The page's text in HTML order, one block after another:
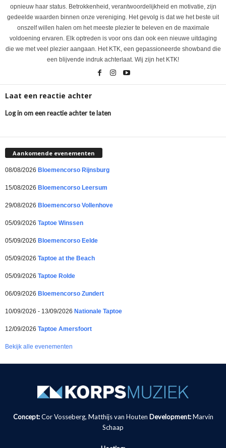
opnieuw haar status. Betrokkenheid, verantwoordelijkheid en motivatie, zijn
gedeelde waarden binnen onze vereniging. Het gevolg is dat we het beste uit
onszelf willen halen om het meeste plezier te beleven en de maximale
voldoening ervaren. Elk optreden is voor ons dan ook een nieuwe uitdaging
die we met veel plezier aangaan. Het KTK, een gepassioneerde showband die
een blijvende indruk achterlaat. Wij zijn het KTK!
Laat een reactie achter
Log in om een reactie achter te laten
Aankomende evenementen
08/08/2026 Bloemencorso Rijnsburg
15/08/2026 Bloemencorso Leersum
29/08/2026 Bloemencorso Vollenhove
05/09/2026 Taptoe Winssen
05/09/2026 Bloemencorso Eelde
05/09/2026 Taptoe at the Beach
05/09/2026 Taptoe Rolde
06/09/2026 Bloemencorso Zundert
10/09/2026 - 13/09/2026 Nationale Taptoe
12/09/2026 Taptoe Amersfoort
Bekijk alle evenementen
Concept:Cor Vosseberg, Matthijs van Houten Development: Marvin
Schaap